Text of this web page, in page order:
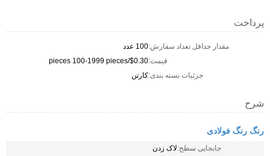
پرداخت
مقدار حداقل تعداد سفارش:100 عدد
قیمت:$0.30/pieces 100-1999 pieces
جزئیات بسته بندی:کارتن
شرح
رنگ رنگ فولادی
جابجایی سطح:لاک زدن